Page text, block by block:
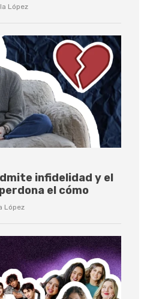
López
infidelidad y el
el cómo
López